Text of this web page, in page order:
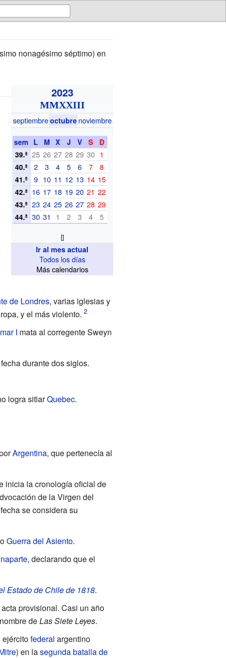
nonagésimo séptimo) en
2023
MMXXIII
septiembreoctubre noviembre
sem L M X J V S
D
39.ª 25 26 27 28 29 30 1
40.ª 2 3 4 5 6 7 8
41.ª 9 10 11 12 13 14 15
42.ª 16 17 18 19 20 21 22
43.ª 23 24 25 26 27 28 29
44.ª 30 31 1 2 3 4 5
[]
Ir al mes actual
Todos los días
Más calendarios
de Londres, varias iglesias y
y el más violento.
I mata al corregenteSweyn
durante dos siglos.
logra sitiarQuebec.
Argentina, que pertenecía al
inicia la cronología oficial de
de la Virgen del
se considera su
Guerra del Asiento.
, declarando que el
Estado de Chile de 1818.
provisional. Casi un año
deLas Siete Leyes.
ejércitofederal argentino
) en lasegunda batalla de